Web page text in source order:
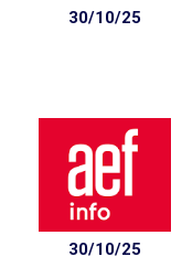
30/10/25
30/10/25